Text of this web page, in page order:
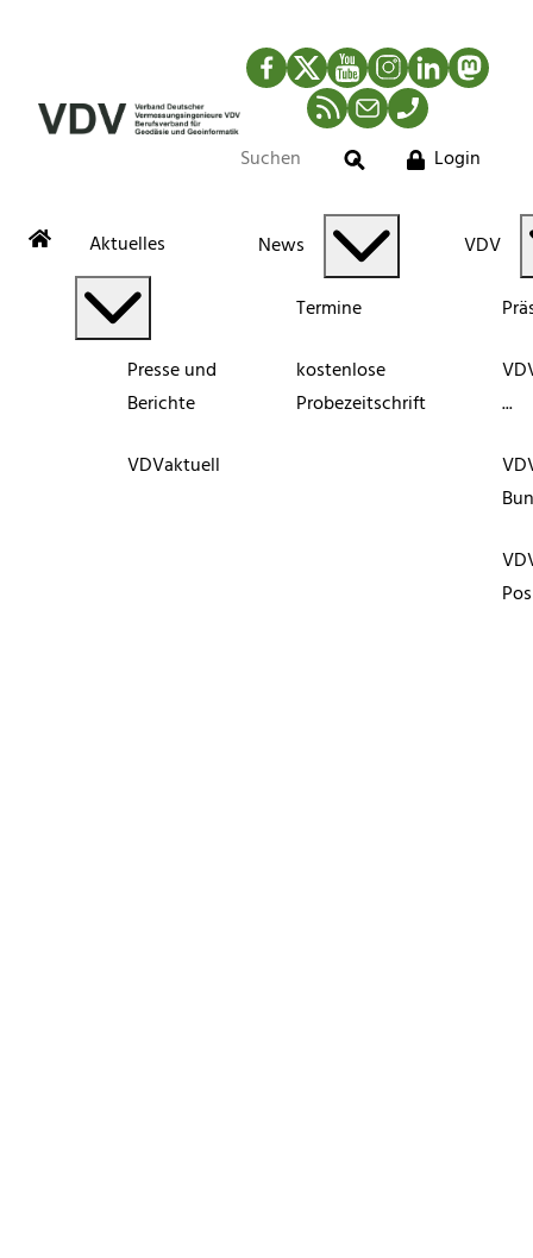
Facebook
TwitterYouTubeInstagram
LinkedIn
RSS-Newsfeed
MailTelefon
Suche
Login
Aktuelles
Presse und
Berichte
VDVaktuell
News
Termine
kostenlose
Probezeitschrift
VDV
...